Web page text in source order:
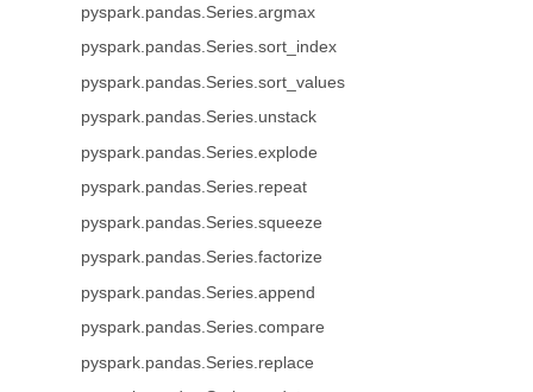
pyspark.pandas.Series.argmax
pyspark.pandas.Series.sort_index
pyspark.pandas.Series.sort_values
pyspark.pandas.Series.unstack
pyspark.pandas.Series.explode
pyspark.pandas.Series.repeat
pyspark.pandas.Series.squeeze
pyspark.pandas.Series.factorize
pyspark.pandas.Series.append
pyspark.pandas.Series.compare
pyspark.pandas.Series.replace